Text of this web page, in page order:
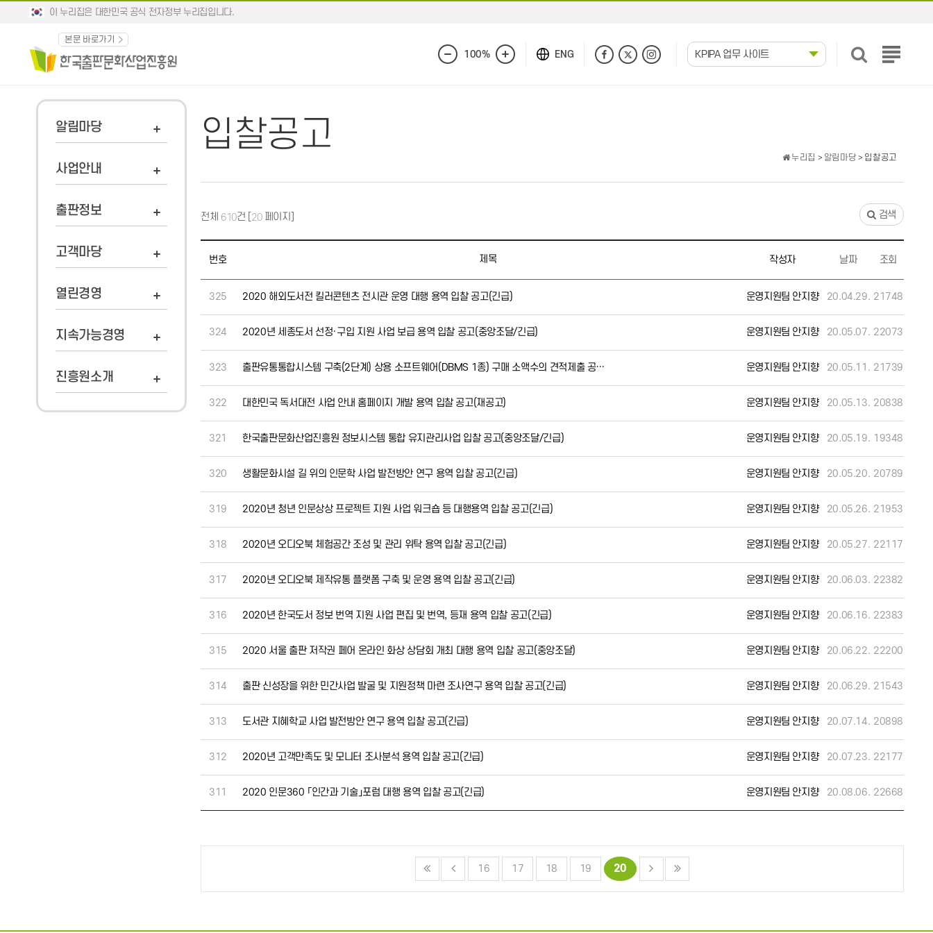
이 누리집은 대한민국 공식 전자정부 누리집입니다.
본문 바로가기
화
100%
화
ENG KPIPA 업무 사이트
전
알림마당
사업안내
출판정보
고객마당
열린경영
지속가능경영
진흥원소개
입찰공고
누리집 > 알림마당 > 입찰공고
전체 610건 [ 20페이지] 검색
번호 제목 작성자 날짜 조회
325 2020 해외도서전 킬러콘텐츠 전시관 운영 대행 용역 입찰 공고(긴급) 운영지원팀 안지향 20.04.29. 21748
324 2020년 세종도서 선정·구입 지원 사업 보급 용역 입찰 공고(중앙조달/긴급) 운영지원팀 안지향 20.05.07. 22073
323 출판유통통합시스템 구축(2단계) 상용 소프트웨어(DBMS 1종) 구매 소액수의 견적제출 공… 운영지원팀 안지향 20.05.11. 21739
322 대한민국 독서대전 사업 안내 홈페이지 개발 용역 입찰 공고(재공고) 운영지원팀 안지향 20.05.13. 20838
321 한국출판문화산업진흥원 정보시스템 통합 유지관리사업 입찰 공고(중앙조달/긴급) 운영지원팀 안지향 20.05.19. 19348
320 생활문화시설 길 위의 인문학 사업 발전방안 연구 용역 입찰 공고(긴급) 운영지원팀 안지향 20.05.20. 20789
319 2020년 청년 인문상상 프로젝트 지원 사업 워크숍 등 대행용역 입찰 공고(긴급) 운영지원팀 안지향 20.05.26. 21953
318 2020년 오디오북 체험공간 조성 및 관리 위탁 용역 입찰 공고(긴급) 운영지원팀 안지향 20.05.27. 22117
317 2020년 오디오북 제작유통 플랫폼 구축 및 운영 용역 입찰 공고(긴급) 운영지원팀 안지향 20.06.03. 22382
316 2020년 한국도서 정보 번역 지원 사업 편집 및 번역, 등재 용역 입찰 공고(긴급) 운영지원팀 안지향 20.06.16. 22383
315 2020 서울 출판 저작권 페어 온라인 화상 상담회 개최 대행 용역 입찰 공고(중앙조달) 운영지원팀 안지향 20.06.22. 22200
314 출판 신성장을 위한 민간사업 발굴 및 지원정책 마련 조사연구 용역 입찰 공고(긴급) 운영지원팀 안지향 20.06.29. 21543
313 도서관 지혜학교 사업 발전방안 연구 용역 입찰 공고(긴급) 운영지원팀 안지향 20.07.14. 20898
312 2020년 고객만족도 및 모니터 조사분석 용역 입찰 공고(긴급) 운영지원팀 안지향 20.07.23. 22177
311 2020 인문360 「인간과 기술」포럼 대행 용역 입찰 공고(긴급) 운영지원팀 안지향 20.08.06. 22668
16 17 18 19 20